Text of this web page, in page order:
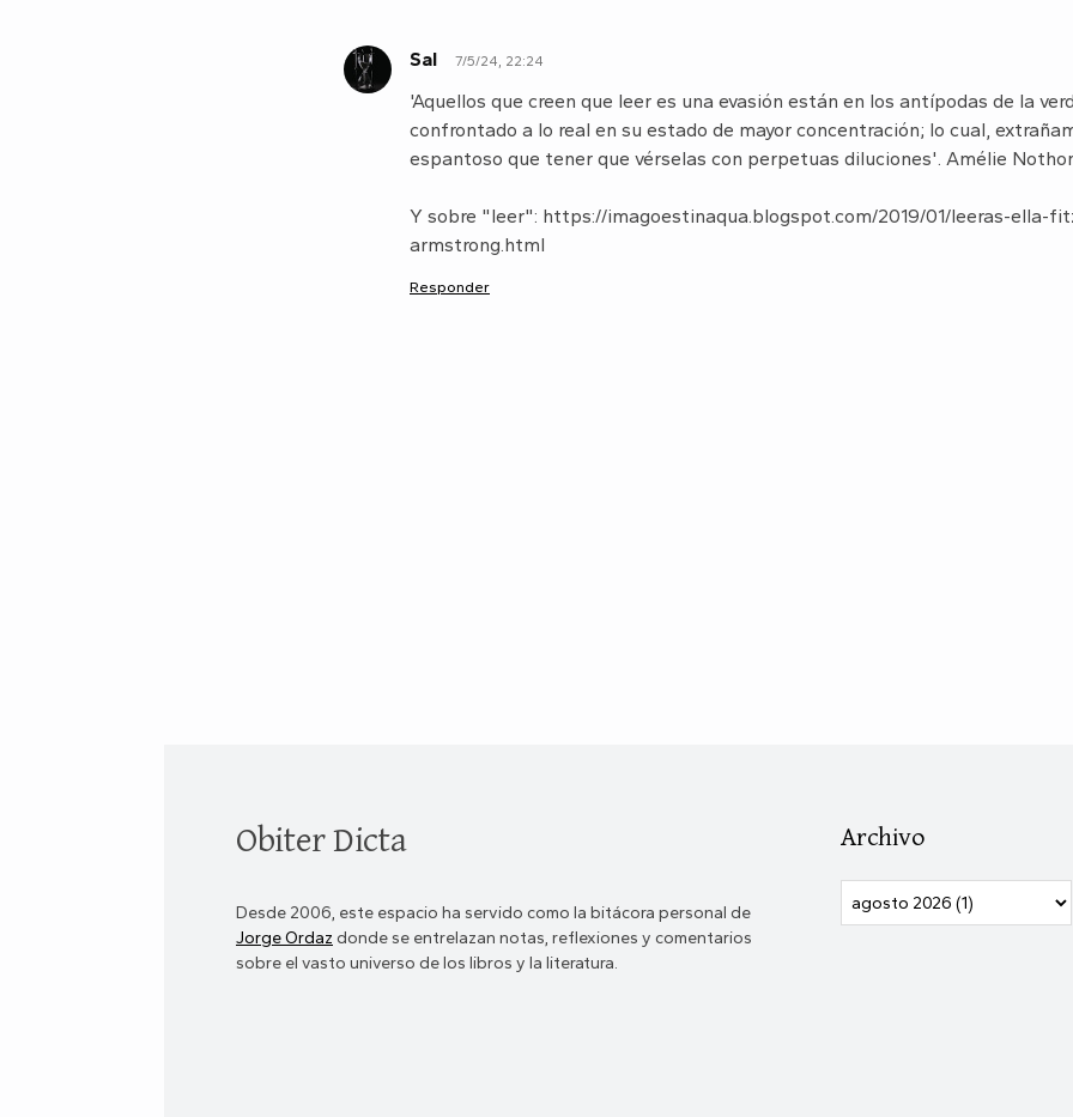
S Sal 7/5/24, 22:24
'Aquellos que creen que leer es una evasión están en los antípodas de la
confrontado a lo real en su estado de mayor concentración; lo cual,
espantoso que tener que vérselas con perpetuas diluciones'. Amélie
Y sobre "leer": https://imagoestinaqua.blogspot.com/2019/01/leeras-ella-
armstrong.html
Responder
Obiter Dicta
Desde 2006, este espacio ha servido como la bitácora personal de
Jorge Ordaz donde se entrelazan notas, reflexiones y comentarios
sobre el vasto universo de los libros y la literatura.
Archivo